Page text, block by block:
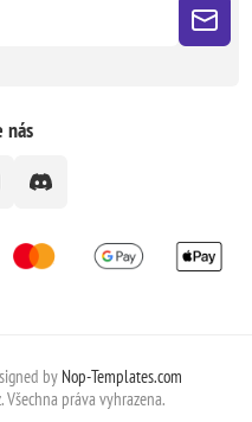
nás
by Nop-Templates.com
práva vyhrazena.